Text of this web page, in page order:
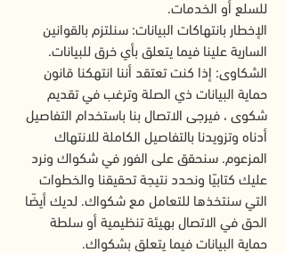
للسلع أو الخدمات.
الإخطار بانتهاكات البيانات: سنلتزم بالقوانين
السارية علينا فيما يتعلق بأي خرق للبيانات.
الشكاوى: إذا كنت تعتقد أننا انتهكنا قانون
حماية البيانات ذي الصلة وترغب في تقديم
شكوى ، فيرجى الاتصال بنا باستخدام التفاصيل
أدناه وتزويدنا بالتفاصيل الكاملة للانتهاك
المزعوم. سنحقق على الفور في شكواك ونرد
عليك كتابيًا ونحدد نتيجة تحقيقنا والخطوات
التي سنتخذها للتعامل مع شكواك. لديك أيضًا
الحق في الاتصال بهيئة تنظيمية أو سلطة
حماية البيانات فيما يتعلق بشكواك.